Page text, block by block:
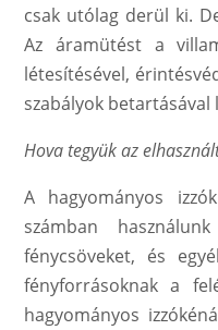
csak utólag derül ki.
Az áramütést a
létesítésével,
szabályok
Hova tegyük az
A hagyományos
számban
fénycsöveket, és
fényforrásoknak a
hagyományos